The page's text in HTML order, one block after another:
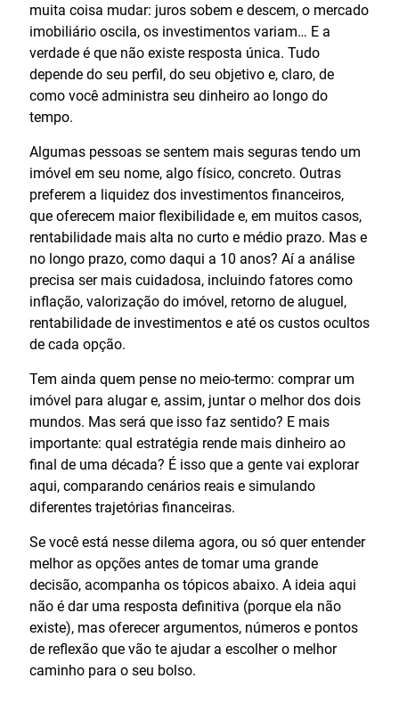
muita coisa mudar: juros sobem e descem, o mercado
imobiliário oscila, os investimentos variam… E a
verdade é que não existe resposta única. Tudo
depende do seu perfil, do seu objetivo e, claro, de
como você administra seu dinheiro ao longo do
tempo.
Algumas pessoas se sentem mais seguras tendo um
imóvel em seu nome, algo físico, concreto. Outras
preferem a liquidez dos investimentos financeiros,
que oferecem maior flexibilidade e, em muitos casos,
rentabilidade mais alta no curto e médio prazo. Mas e
no longo prazo, como daqui a 10 anos? Aí a análise
precisa ser mais cuidadosa, incluindo fatores como
inflação, valorização do imóvel, retorno de aluguel,
rentabilidade de investimentos e até os custos ocultos
de cada opção.
Tem ainda quem pense no meio-termo: comprar um
imóvel para alugar e, assim, juntar o melhor dos dois
mundos. Mas será que isso faz sentido? E mais
importante: qual estratégia rende mais dinheiro ao
final de uma década? É isso que a gente vai explorar
aqui, comparando cenários reais e simulando
diferentes trajetórias financeiras.
Se você está nesse dilema agora, ou só quer entender
melhor as opções antes de tomar uma grande
decisão, acompanha os tópicos abaixo. A ideia aqui
não é dar uma resposta definitiva (porque ela não
existe), mas oferecer argumentos, números e pontos
de reflexão que vão te ajudar a escolher o melhor
caminho para o seu bolso.